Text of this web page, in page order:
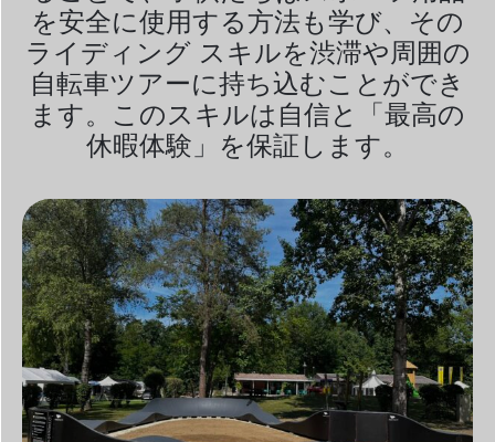
を安全に使用する方法も学び、その
ライディング スキルを渋滞や周囲の
自転車ツアーに持ち込むことができ
ます。このスキルは自信と「最高の
休暇体験」を保証します。